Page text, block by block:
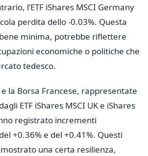
l’ETF iShares MSCI Germany
perdita dello -0.03%. Questa
minima, potrebbe riflettere
economiche o politiche che
tedesco.
la Borsa Francese, rappresentate
ETF iShares MSCI UK e iShares
registrato incrementi
+0.36% e del +0.41%. Questi
una certa resilienza,